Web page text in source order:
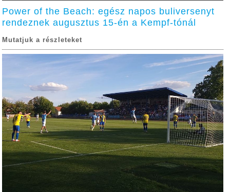
Power of the Beach: egész napos buliversenyt
rendeznek augusztus 15-én a Kempf-tónál
Mutatjuk a részleteket